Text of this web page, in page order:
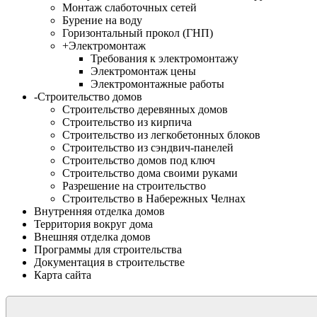
Монтаж слаботочных сетей
Бурение на воду
Горизонтальный прокол (ГНП)
+Электромонтаж
Требования к электромонтажу
Электромонтаж цены
Электромонтажные работы
-Строительство домов
Строительство деревянных домов
Строительство из кирпича
Строительство из легкобетонных блоков
Строительство из сэндвич-панелей
Строительство домов под ключ
Строительство дома своими руками
Разрешение на строительство
Строительство в Набережных Челнах
Внутренняя отделка домов
Территория вокруг дома
Внешняя отделка домов
Программы для строительства
Документация в строительстве
Карта сайта